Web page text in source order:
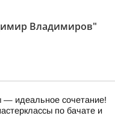
Владимиров"
— идеальное сочетание!
по бачате и